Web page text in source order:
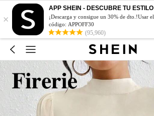
×
APP SHEIN - DESCUBRE TU ESTILO
¡Descarga y consigue un 30% de dto.!Usar el
código: APPOFF30
(95,960)